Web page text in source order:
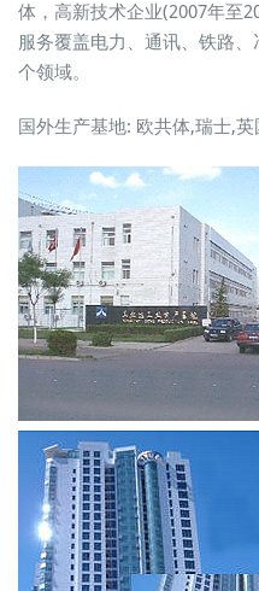
体，高新技术企业(2007年至
服务覆盖电力、通讯、铁路
个领域。
国外生产基地: 欧共体,瑞士,